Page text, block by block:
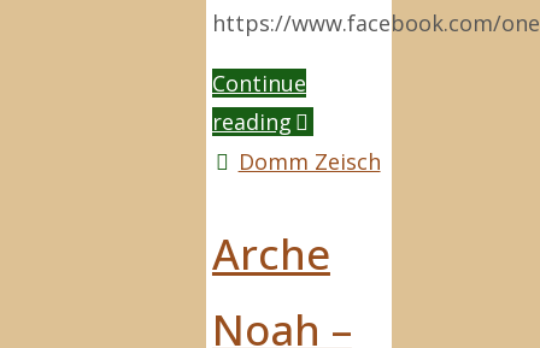
https://www.facebook.com/
Continue
reading"Grenzen
der
Domm Zeisch
Arche
Noah –